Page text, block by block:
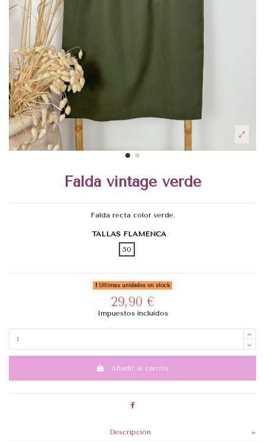
Falda vintage verde
Falda recta color verde.
TALLAS FLAMENCA
50
Últimas unidades en stock
29,90 €
Impuestos incluidos
Añadir al carrito
Descripción